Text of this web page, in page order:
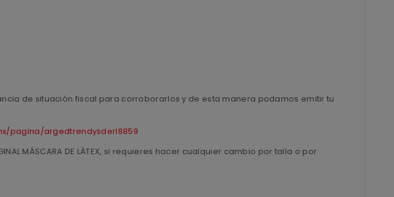
de situación fiscal para corroborarlos y de esta manera podamos emitir tu
pagina/argedtrendysderl8859
MÁSCARA DE LÁTEX, si requieres hacer cualquier cambio por talla o por